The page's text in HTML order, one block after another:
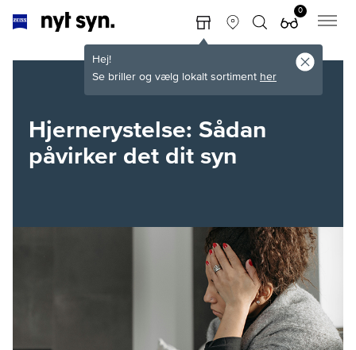
Hej!
Se briller og vælg lokalt sortiment her
0
Hjernerystelse: Sådan
påvirker det dit syn